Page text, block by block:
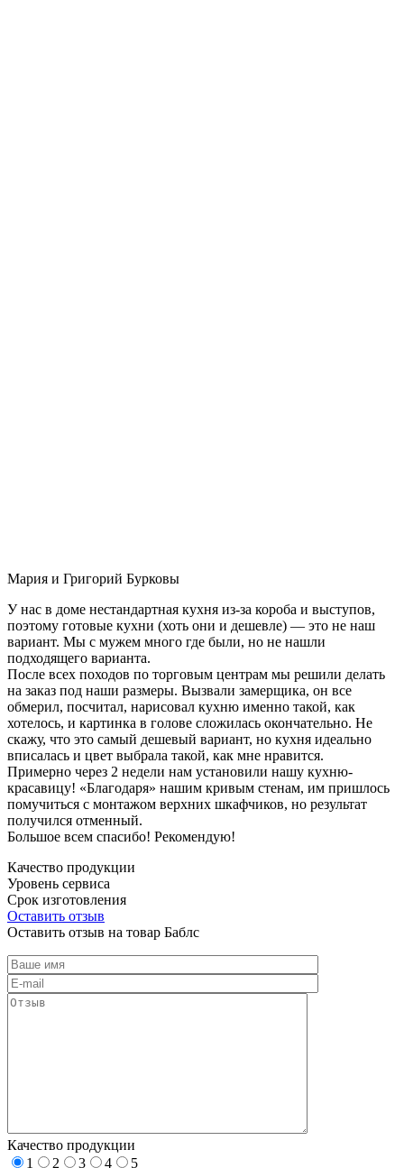
Мария и Григорий Бурковы
У нас в доме нестандартная кухня из-за короба и выступов,
поэтому готовые кухни (хоть они и дешевле) — это не наш
вариант. Мы с мужем много где были, но не нашли
подходящего варианта.
После всех походов по торговым центрам мы решили делать
на заказ под наши размеры. Вызвали замерщика, он все
обмерил, посчитал, нарисовал кухню именно такой, как
хотелось, и картинка в голове сложилась окончательно. Не
скажу, что это самый дешевый вариант, но кухня идеально
вписалась и цвет выбрала такой, как мне нравится.
Примерно через 2 недели нам установили нашу кухню-
красавицу! «Благодаря» нашим кривым стенам, им пришлось
помучиться с монтажом верхних шкафчиков, но результат
получился отменный.
Большое всем спасибо! Рекомендую!
Качество продукции
Уровень сервиса
Срок изготовления
Оставить отзыв
Оставить отзыв на товар Баблс
Качество продукции
1
2 3 4
5